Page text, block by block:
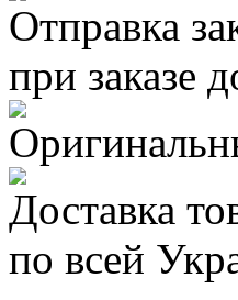
Отправка
при заказе
Доставка
по всей